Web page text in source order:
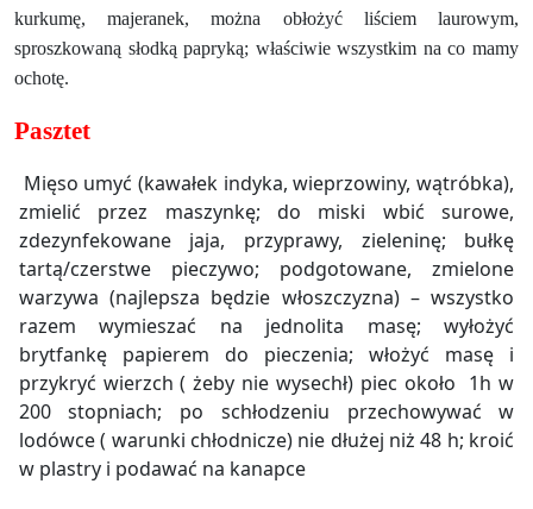
kurkumę, majeranek, można obłożyć liściem laurowym,
sproszkowaną słodką papryką; właściwie wszystkim na co mamy
ochotę.
Pasztet
Mięso umyć (kawałek indyka, wieprzowiny, wątróbka),
zmielić przez maszynkę; do miski wbić surowe,
zdezynfekowane jaja, przyprawy, zieleninę; bułkę
tartą/czerstwe pieczywo; podgotowane, zmielone
warzywa (najlepsza będzie włoszczyzna) – wszystko
razem wymieszać na jednolita masę; wyłożyć
brytfankę papierem do pieczenia; włożyć masę i
przykryć wierzch ( żeby nie wysechł) piec około 1h w
200 stopniach; po schłodzeniu przechowywać w
lodówce ( warunki chłodnicze) nie dłużej niż 48 h; kroić
w plastry i podawać na kanapce